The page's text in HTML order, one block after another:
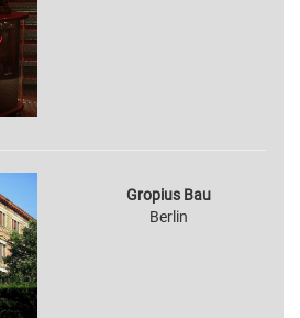
Gropius Bau
Berlin